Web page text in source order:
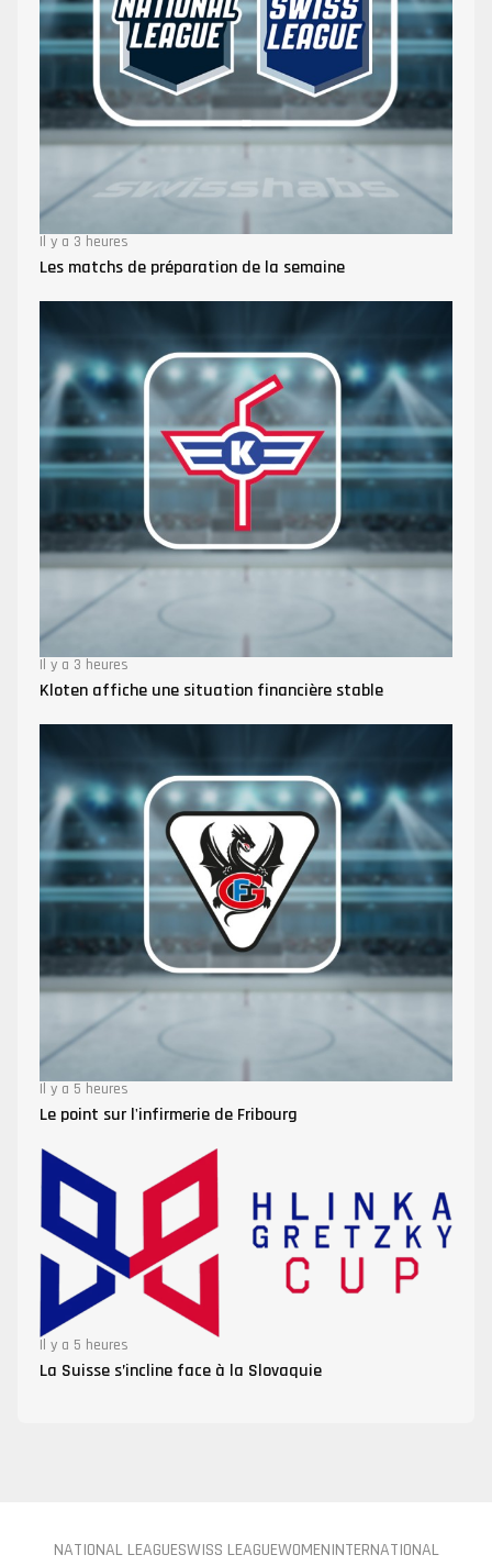
Il y a 3 heures
Les matchs de préparation de la semaine
Il y a 3 heures
Kloten affiche une situation financière stable
Il y a 5 heures
Le point sur l'infirmerie de Fribourg
Il y a 5 heures
La Suisse s’incline face à la Slovaquie
NATIONAL LEAGUESWISS LEAGUEWOMENINTERNATIONAL